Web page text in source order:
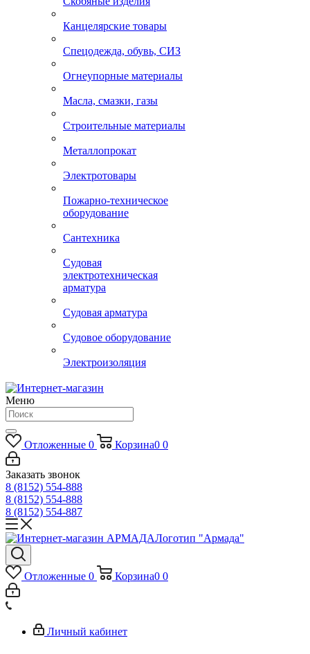
Канцелярские товары
Спецодежда, обувь, СИЗ
Огнеупорные материалы
Масла, смазки, газы
Строительные материалы
Металлопрокат
Электротовары
Пожарно-техническое
оборудование
Сантехника
Судовая
электротехническая
арматура
Судовая арматура
Судовое оборудование
Электроизоляция
Меню
Отложенные 0 Корзина0 0
Заказать звонок
8 (8152) 554-888
8 (8152) 554-888
8 (8152) 554-887
Логотип "Армада"
Отложенные 0 Корзина0 0
Личный кабинет